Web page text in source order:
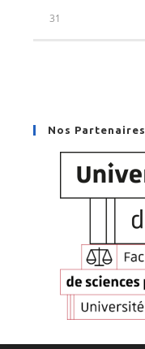
31
Nos Partenaires